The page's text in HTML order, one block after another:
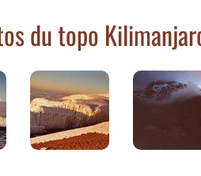
du topo